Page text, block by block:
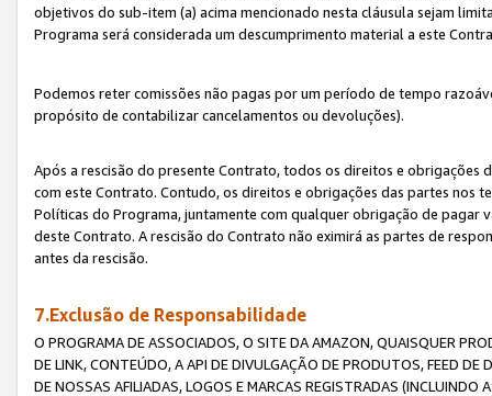
objetivos do sub-item (a) acima mencionado nesta cláusula sejam
Programa será considerada um descumprimento material a este
Podemos reter comissões não pagas por um período de tempo
propósito de contabilizar cancelamentos ou devoluções).
Após a rescisão do presente Contrato, todos os direitos e obrigações
com este Contrato. Contudo, os direitos e obrigações das partes nos
Políticas do Programa, juntamente com qualquer obrigação de
deste Contrato. A rescisão do Contrato não eximirá as partes de
antes da rescisão.
7.Exclusão de Responsabilidade
O PROGRAMA DE ASSOCIADOS, O SITE DA AMAZON, QUAISQUER
DE LINK, CONTEÚDO, A API DE DIVULGAÇÃO DE PRODUTOS, FEED
DE NOSSAS AFILIADAS, LOGOS E MARCAS REGISTRADAS